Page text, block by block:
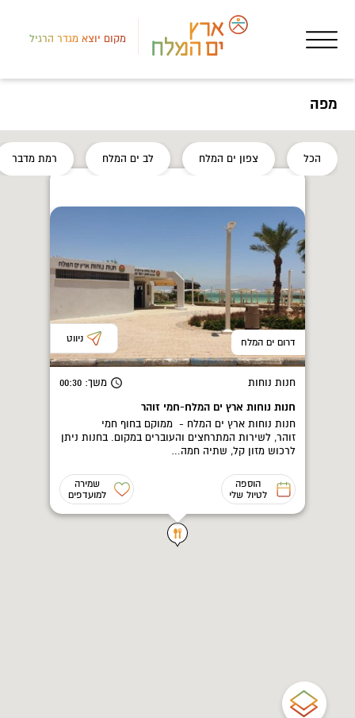
מקום יוצא מגדר הרגיל
מפה
הכל צפון ים המלח לב ים המלח רמת מדבר
דרום ים המלח ניווט
חנות נוחות משך: 00:30
חנות נוחות ארץ ים המלח-חמי זוהר
חנות נוחות ארץ ים המלח - ממוקם בחוף חמי
זוהר, לשירות המתרחצים והעוברים במקום. בחנות ניתן
לרכוש מזון קל, שתיה חמה…
הוספה
לטיול שלי
שמירה
למועדפים